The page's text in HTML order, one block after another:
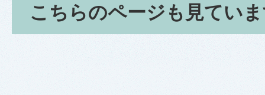
こちらのページも見てい